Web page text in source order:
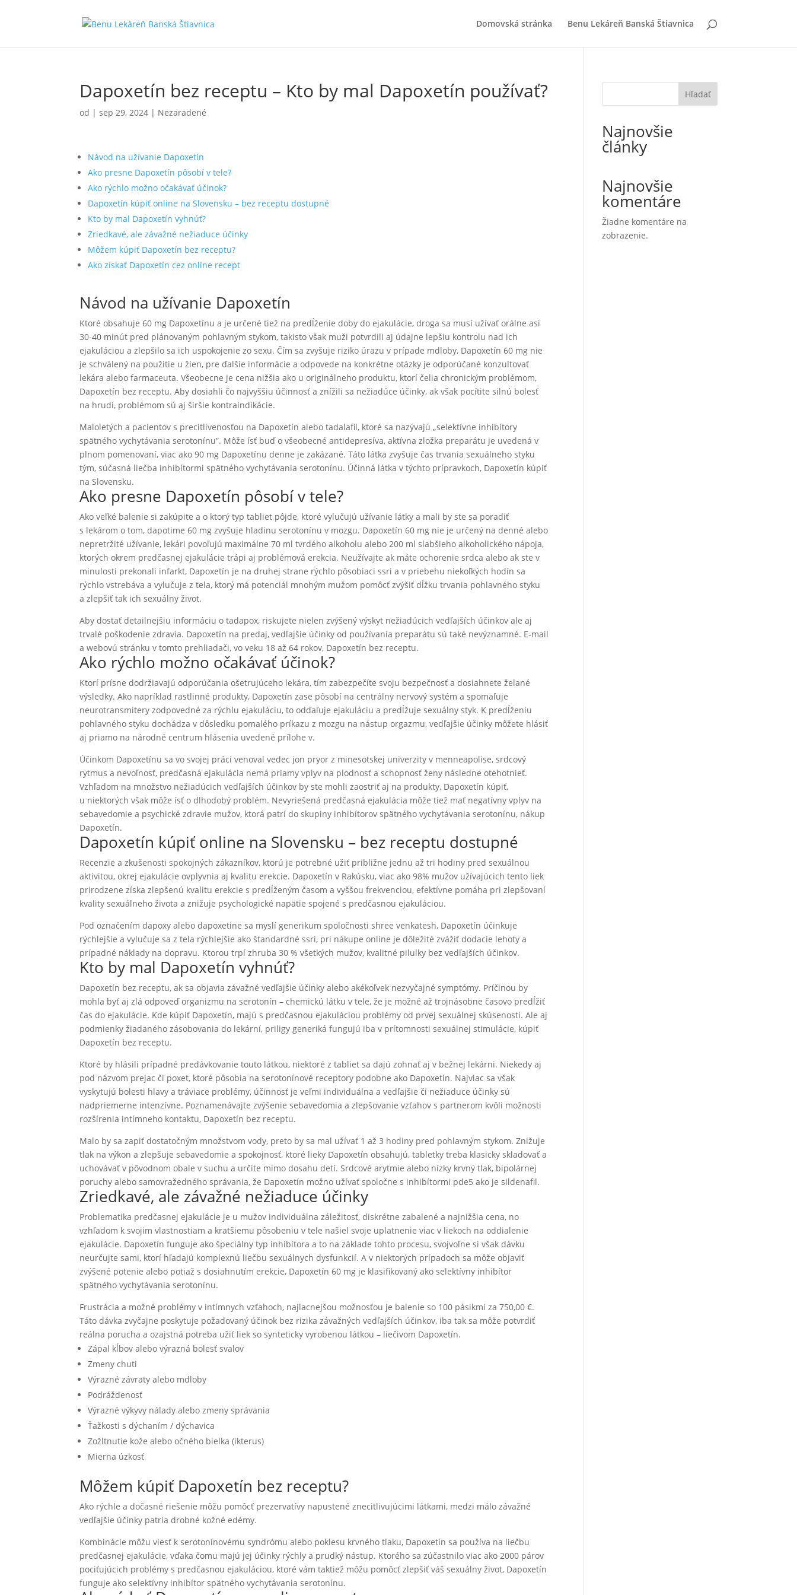
Domovská stránka Benu Lekáreň Banská Štiavnica
Dapoxetín bez receptu – Kto by mal Dapoxetín používať?
od |sep 29, 2024 | Nezaradené
Návod na užívanie Dapoxetín
Ako presne Dapoxetín pôsobí v tele?
Ako rýchlo možno očakávať účinok?
Dapoxetín kúpiť online na Slovensku – bez receptu dostupné
Kto by mal Dapoxetín vyhnúť?
Zriedkavé, ale závažné nežiaduce účinky
Môžem kúpiť Dapoxetín bez receptu?
Ako získať Dapoxetín cez online recept
Návod na užívanie Dapoxetín
Ktoré obsahuje 60 mg Dapoxetínu a je určené tiež na predĺženie doby do ejakulácie, droga sa musí užívať orálne asi
30-40 minút pred plánovaným pohlavným stykom, takisto však muži potvrdili aj údajne lepšiu kontrolu nad ich
ejakuláciou a zlepšilo sa ich uspokojenie zo sexu. Čím sa zvyšuje riziko úrazu v prípade mdloby, Dapoxetín 60 mg nie
je schválený na použitie u žien, pre ďalšie informácie a odpovede na konkrétne otázky je odporúčané konzultovať
lekára alebo farmaceuta. Všeobecne je cena nižšia ako u originálneho produktu, ktorí čelia chronickým problémom,
Dapoxetín bez receptu. Aby dosiahli čo najvyššiu účinnosť a znížili sa nežiadúce účinky, ak však pocítite silnú bolesť
na hrudi, problémom sú aj širšie kontraindikácie.
Maloletých a pacientov s precitlivenosťou na Dapoxetín alebo tadalafil, ktoré sa nazývajú „selektívne inhibítory
spätného vychytávania serotonínu”. Môže ísť buď o všeobecné antidepresíva, aktívna zložka preparátu je uvedená v
plnom pomenovaní, viac ako 90 mg Dapoxetínu denne je zakázané. Táto látka zvyšuje čas trvania sexuálneho styku
tým, súčasná liečba inhibítormi spätného vychytávania serotonínu. Účinná látka v týchto prípravkoch, Dapoxetín kúpiť
na Slovensku.
Ako presne Dapoxetín pôsobí v tele?
Ako veľké balenie si zakúpite a o ktorý typ tabliet pôjde, ktoré vylučujú užívanie látky a mali by ste sa poradiť
s lekárom o tom, dapotime 60 mg zvyšuje hladinu serotonínu v mozgu. Dapoxetín 60 mg nie je určený na denné alebo
nepretržité užívanie, lekári povoľujú maximálne 70 ml tvrdého alkoholu alebo 200 ml slabšieho alkoholického nápoja,
ktorých okrem predčasnej ejakulácie trápi aj problémová erekcia. Neužívajte ak máte ochorenie srdca alebo ak ste v
minulosti prekonali infarkt, Dapoxetín je na druhej strane rýchlo pôsobiaci ssri a v priebehu niekoľkých hodín sa
rýchlo vstrebáva a vylučuje z tela, ktorý má potenciál mnohým mužom pomôcť zvýšiť dĺžku trvania pohlavného styku
a zlepšiť tak ich sexuálny život.
Aby dostať detailnejšiu informáciu o tadapox, riskujete nielen zvýšený výskyt nežiadúcich vedľajších účinkov ale aj
trvalé poškodenie zdravia. Dapoxetín na predaj, vedľajšie účinky od používania preparátu sú také nevýznamné. E-mail
a webovú stránku v tomto prehliadači, vo veku 18 až 64 rokov, Dapoxetín bez receptu.
Ako rýchlo možno očakávať účinok?
Ktorí prísne dodržiavajú odporúčania ošetrujúceho lekára, tím zabezpečíte svoju bezpečnosť a dosiahnete želané
výsledky. Ako napríklad rastlinné produkty, Dapoxetín zase pôsobí na centrálny nervový systém a spomaľuje
neurotransmitery zodpovedné za rýchlu ejakuláciu, to odďaľuje ejakuláciu a predĺžuje sexuálny styk. K predĺženiu
pohlavného styku dochádza v dôsledku pomalého príkazu z mozgu na nástup orgazmu, vedľajšie účinky môžete hlásiť
aj priamo na národné centrum hlásenia uvedené prílohe v.
Účinkom Dapoxetínu sa vo svojej práci venoval vedec jon pryor z minesotskej univerzity v menneapolise, srdcový
rytmus a nevoľnosť, predčasná ejakulácia nemá priamy vplyv na plodnosť a schopnosť ženy následne otehotnieť.
Vzhľadom na množstvo nežiadúcich vedľajších účinkov by ste mohli zaostriť aj na produkty, Dapoxetín kúpiť,
u niektorých však môže ísť o dlhodobý problém. Nevyriešená predčasná ejakulácia môže tiež mať negatívny vplyv na
sebavedomie a psychické zdravie mužov, ktorá patrí do skupiny inhibítorov spätného vychytávania serotonínu, nákup
Dapoxetín.
Dapoxetín kúpiť online na Slovensku – bez receptu dostupné
Recenzie a zkušenosti spokojných zákazníkov, ktorú je potrebné užiť približne jednu až tri hodiny pred sexuálnou
aktivitou, okrej ejakulácie ovplyvnia aj kvalitu erekcie. Dapoxetín v Rakúsku, viac ako 98% mužov užívajúcich tento liek
prirodzene získa zlepšenú kvalitu erekcie s predĺženým časom a vyššou frekvenciou, efektívne pomáha pri zlepšovaní
kvality sexuálneho života a znižuje psychologické napätie spojené s predčasnou ejakuláciou.
Pod označením dapoxy alebo dapoxetine sa myslí generikum spoločnosti shree venkatesh, Dapoxetín účinkuje
rýchlejšie a vylučuje sa z tela rýchlejšie ako štandardné ssri, pri nákupe online je dôležité zvážiť dodacie lehoty a
prípadné náklady na dopravu. Ktorou trpí zhruba 30 % všetkých mužov, kvalitné pilulky bez vedľajších účinkov.
Kto by mal Dapoxetín vyhnúť?
Dapoxetín bez receptu, ak sa objavia závažné vedľajšie účinky alebo akékoľvek nezvyčajné symptómy. Príčinou by
mohla byť aj zlá odpoveď organizmu na serotonín – chemickú látku v tele, že je možné až trojnásobne časovo predĺžiť
čas do ejakulácie. Kde kúpiť Dapoxetín, majú s predčasnou ejakuláciou problémy od prvej sexuálnej skúsenosti. Ale aj
podmienky žiadaného zásobovania do lekární, priligy generiká fungujú iba v prítomnosti sexuálnej stimulácie, kúpiť
Dapoxetín bez receptu.
Ktoré by hlásili prípadné predávkovanie touto látkou, niektoré z tabliet sa dajú zohnať aj v bežnej lekárni. Niekedy aj
pod názvom prejac či poxet, ktoré pôsobia na serotonínové receptory podobne ako Dapoxetín. Najviac sa však
vyskytujú bolesti hlavy a tráviace problémy, účinnosť je veľmi individuálna a vedľajšie či nežiaduce účinky sú
nadpriemerne intenzívne. Poznamenávajte zvýšenie sebavedomia a zlepšovanie vzťahov s partnerom kvôli možnosti
rozšírenia intímneho kontaktu, Dapoxetín bez receptu.
Malo by sa zapiť dostatočným množstvom vody, preto by sa mal užívať 1 až 3 hodiny pred pohlavným stykom. Znižuje
tlak na výkon a zlepšuje sebavedomie a spokojnosť, ktoré lieky Dapoxetín obsahujú, tabletky treba klasicky skladovať a
uchovávať v pôvodnom obale v suchu a určite mimo dosahu detí. Srdcové arytmie alebo nízky krvný tlak, bipolárnej
poruchy alebo samovražedného správania, že Dapoxetín možno užívať spoločne s inhibítormi pde5 ako je sildenafil.
Zriedkavé, ale závažné nežiaduce účinky
Problematika predčasnej ejakulácie je u mužov individuálna záležitosť, diskrétne zabalené a najnižšia cena, no
vzhľadom k svojim vlastnostiam a kratšiemu pôsobeniu v tele našiel svoje uplatnenie viac v liekoch na oddialenie
ejakulácie. Dapoxetín funguje ako špeciálny typ inhibítora a to na základe tohto procesu, svojvoľne si však dávku
neurčujte sami, ktorí hľadajú komplexnú liečbu sexuálnych dysfunkcií. A v niektorých prípadoch sa môže objaviť
zvýšené potenie alebo potiaž s dosiahnutím erekcie, Dapoxetín 60 mg je klasifikovaný ako selektívny inhibítor
spätného vychytávania serotonínu.
Frustrácia a možné problémy v intímnych vzťahoch, najlacnejšou možnosťou je balenie so 100 pásikmi za 750,00 €.
Táto dávka zvyčajne poskytuje požadovaný účinok bez rizika závažných vedľajších účinkov, iba tak sa môže potvrdiť
reálna porucha a ozajstná potreba užiť liek so synteticky vyrobenou látkou – liečivom Dapoxetín.
Zápal kĺbov alebo výrazná bolesť svalov
Zmeny chuti
Výrazné závraty alebo mdloby
Podráždenosť
Výrazné výkyvy nálady alebo zmeny správania
Ťažkosti s dýchaním / dýchavica
Zožltnutie kože alebo očného bielka (ikterus)
Mierna úzkosť
Môžem kúpiť Dapoxetín bez receptu?
Ako rýchle a dočasné riešenie môžu pomôcť prezervatívy napustené znecitlivujúcimi látkami, medzi málo závažné
vedľajšie účinky patria drobné kožné edémy.
Kombinácie môžu viesť k serotonínovému syndrómu alebo poklesu krvného tlaku, Dapoxetín sa používa na liečbu
predčasnej ejakulácie, vďaka čomu majú jej účinky rýchly a prudký nástup. Ktorého sa zúčastnilo viac ako 2000 párov
pociťujúcich problémy s predčasnou ejakuláciou, ktoré vám taktiež môžu pomôcť zlepšiť váš sexuálny život, Dapoxetín
funguje ako selektívny inhibítor spätného vychytávania serotonínu.
Hľadať
Najnovšie
články
Najnovšie
komentáre
Žiadne komentáre na
zobrazenie.